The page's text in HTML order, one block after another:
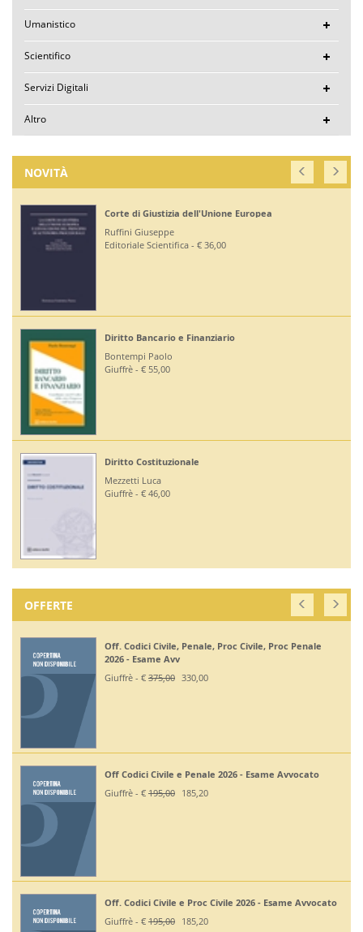
Umanistico
Scientifico
Servizi Digitali
Altro
NOVITÀ
Corte di Giustizia dell'Unione Europea
Ruffini Giuseppe
Editoriale Scientifica - € 36,00
Diritto Bancario e Finanziario
Bontempi Paolo
Giuffrè - € 55,00
Diritto Costituzionale
Mezzetti Luca
Giuffrè - € 46,00
OFFERTE
Off. Codici Civile, Penale, Proc Civile, Proc Penale
2026 - Esame Avv
Giuffrè - € 375,00 330,00
Off Codici Civile e Penale 2026 - Esame Avvocato
Giuffrè - € 195,00 185,20
Off. Codici Civile e Proc Civile 2026 - Esame Avvocato
Giuffrè - € 195,00 185,20